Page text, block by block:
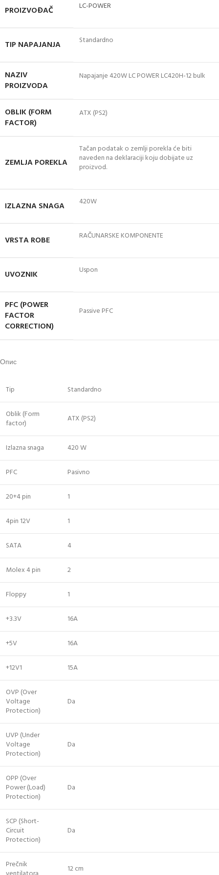
PROIZVOĐAČ LC-POWER
TIP NAPAJANJA Standardno
NAZIV
PROIZVODA
Napajanje 420W LC POWER LC420H-12 bulk
OBLIK (FORM
FACTOR)
ATX (PS2)
ZEMLJA POREKLA
Tačan podatak o zemlji porekla će biti
naveden na deklaraciji koju dobijate uz
proizvod.
IZLAZNA SNAGA 420W
VRSTA ROBE RAČUNARSKE KOMPONENTE
UVOZNIK Uspon
PFC (POWER
FACTOR
CORRECTION)
Passive PFC
Опис
Tip Standardno
Oblik (Form
factor)
ATX (PS2)
Izlazna snaga 420 W
PFC Pasivno
20+4 pin 1
4pin 12V 1
SATA 4
Molex 4 pin 2
Floppy 1
+3.3V 16A
+5V 16A
+12V1 15A
OVP (Over
Voltage
Protection)
Da
UVP (Under
Voltage
Protection)
Da
OPP (Over
Power (Load)
Protection)
Da
SCP (Short-
Circuit
Protection)
Da
Prečnik
12 cm